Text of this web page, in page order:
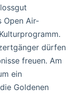
Open Air-
dürfen
freuen. Am
ein
Goldenen